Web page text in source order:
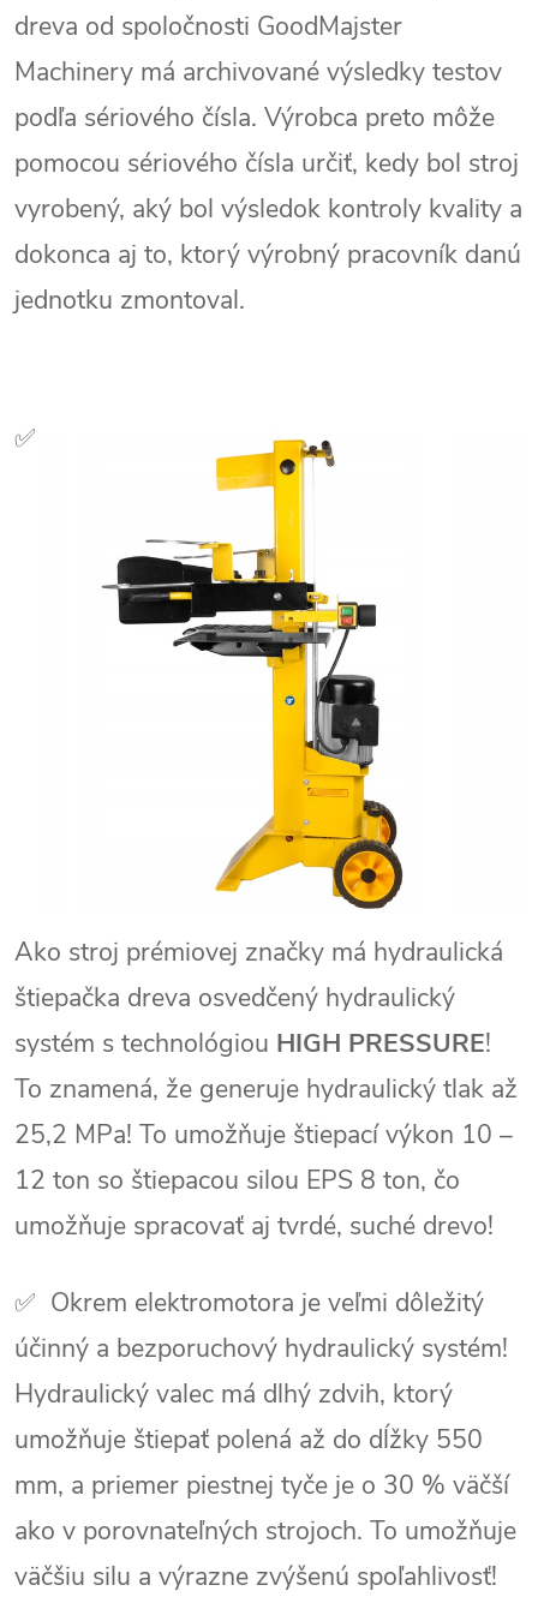
dreva od spoločnosti GoodMajster
Machinery má archivované výsledky testov
podľa sériového čísla. Výrobca preto môže
pomocou sériového čísla určiť, kedy bol stroj
vyrobený, aký bol výsledok kontroly kvality a
dokonca aj to, ktorý výrobný pracovník danú
jednotku zmontoval.
✅
Ako stroj prémiovej značky má hydraulická
štiepačka dreva osvedčený hydraulický
systém s technológiou HIGH PRESSURE!
To znamená, že generuje hydraulický tlak až
25,2 MPa! To umožňuje štiepací výkon 10 –
12 ton so štiepacou silou EPS 8 ton, čo
umožňuje spracovať aj tvrdé, suché drevo!
✅ Okrem elektromotora je veľmi dôležitý
účinný a bezporuchový hydraulický systém!
Hydraulický valec má dlhý zdvih, ktorý
umožňuje štiepať polená až do dĺžky 550
mm, a priemer piestnej tyče je o 30 % väčší
ako v porovnateľných strojoch. To umožňuje
väčšiu silu a výrazne zvýšenú spoľahlivosť!